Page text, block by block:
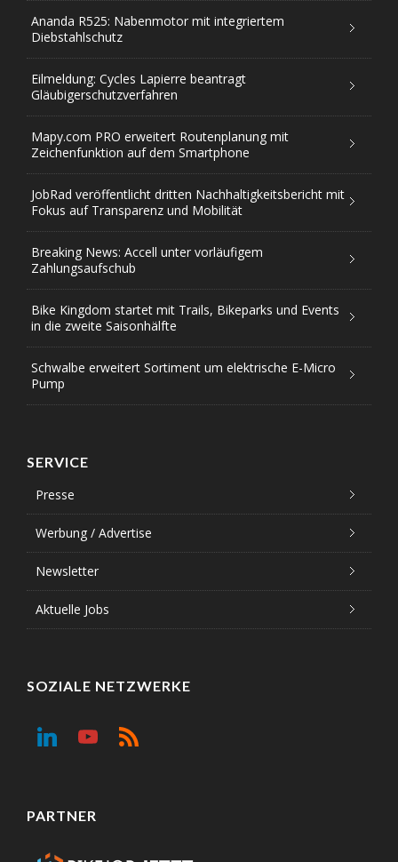
Ananda R525: Nabenmotor mit integriertem
Diebstahlschutz
Eilmeldung: Cycles Lapierre beantragt
Gläubigerschutzverfahren
Mapy.com PRO erweitert Routenplanung mit
Zeichenfunktion auf dem Smartphone
JobRad veröffentlicht dritten Nachhaltigkeitsbericht mit
Fokus auf Transparenz und Mobilität
Breaking News: Accell unter vorläufigem
Zahlungsaufschub
Bike Kingdom startet mit Trails, Bikeparks und Events
in die zweite Saisonhälfte
Schwalbe erweitert Sortiment um elektrische E-Micro
Pump
SERVICE
Presse
Werbung / Advertise
Newsletter
Aktuelle Jobs
SOZIALE NETZWERKE
PARTNER